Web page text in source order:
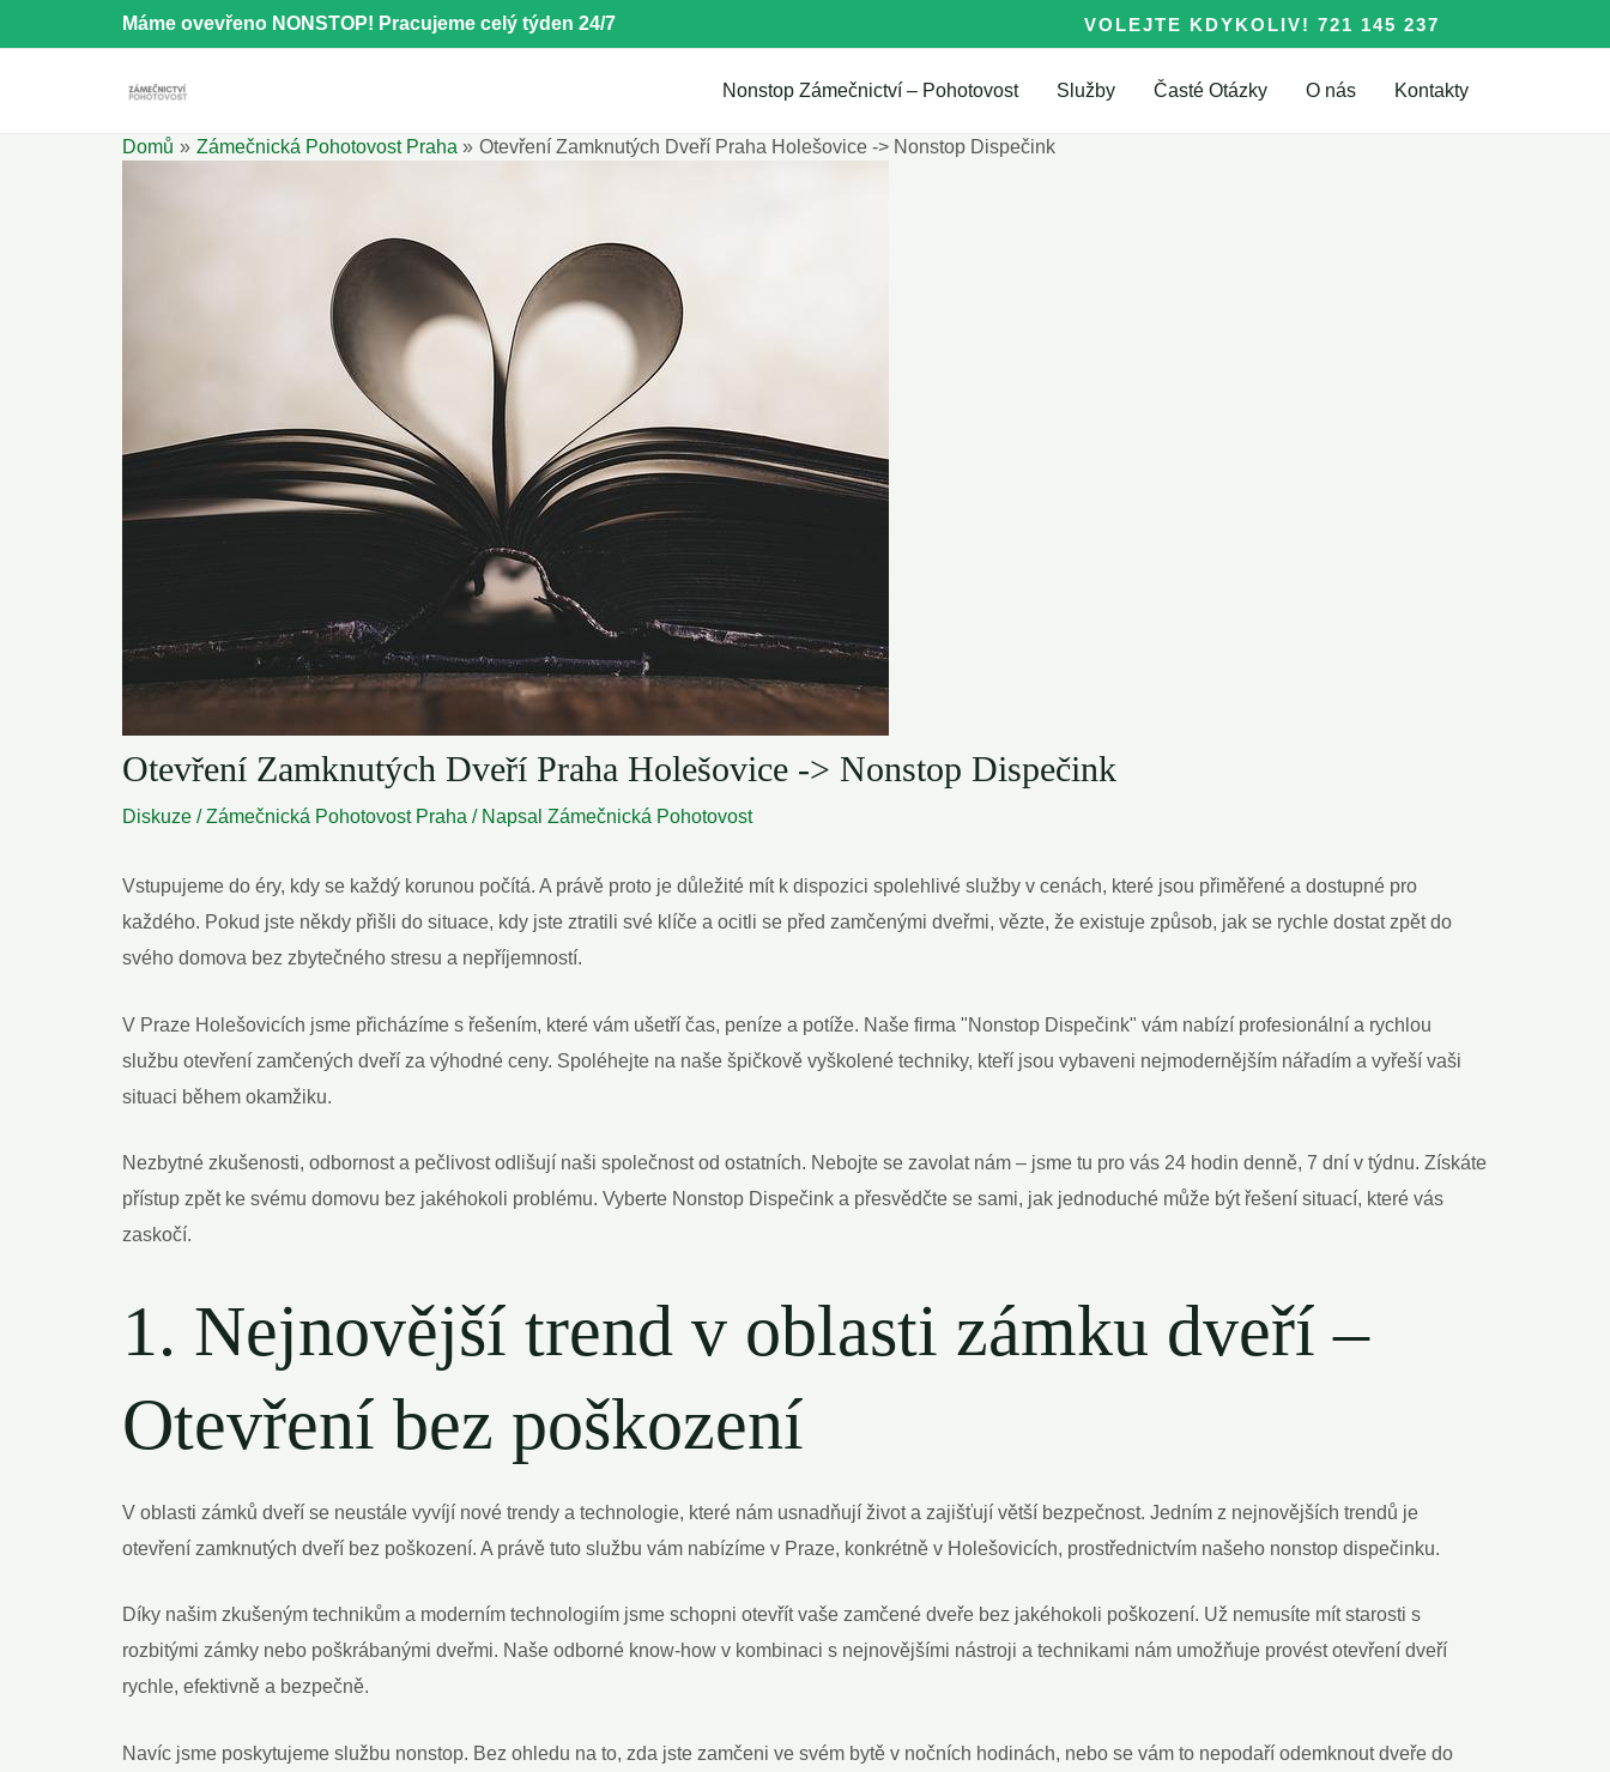
na
Máme ovevřeno NONSTOP! Pracujeme celý týden 24/7 VOLEJTE KDYKOLIV! 721 145 237
Nonstop Zámečnictví – Pohotovost Služby Časté Otázky O nás Kontakty
Domů Zámečnická Pohotovost Praha Otevření Zamknutých Dveří Praha Holešovice -> Nonstop Dispečink
Otevření Zamknutých Dveří Praha Holešovice -> Nonstop Dispečink
Diskuze /Zámečnická Pohotovost Praha / Napsal Zámečnická Pohotovost
Vstupujeme do éry, kdy se každý korunou počítá. A právě proto je důležité mít k dispozici spolehlivé služby v cenách, které jsou přiměřené a dostupné pro
každého. Pokud jste někdy přišli do situace, kdy jste ztratili své klíče a ocitli se před zamčenými dveřmi, vězte, že existuje způsob, jak se rychle dostat zpět do
svého domova bez zbytečného stresu a nepříjemností.
V Praze Holešovicích jsme přicházíme s řešením, které vám ušetří čas, peníze a potíže. Naše firma "Nonstop Dispečink" vám nabízí profesionální a rychlou
službu otevření zamčených dveří za výhodné ceny. Spoléhejte na naše špičkově vyškolené techniky, kteří jsou vybaveni nejmodernějším nářadím a vyřeší vaši
situaci během okamžiku.
Nezbytné zkušenosti, odbornost a pečlivost odlišují naši společnost od ostatních. Nebojte se zavolat nám – jsme tu pro vás 24 hodin denně, 7 dní v týdnu. Získáte
přístup zpět ke svému domovu bez jakéhokoli problému. Vyberte Nonstop Dispečink a přesvědčte se sami, jak jednoduché může být řešení situací, které vás
zaskočí.
1. Nejnovější trend v oblasti zámku dveří –
Otevření bez poškození
V oblasti zámků dveří se neustále vyvíjí nové trendy a technologie, které nám usnadňují život a zajišťují větší bezpečnost. Jedním z nejnovějších trendů je
otevření zamknutých dveří bez poškození. A právě tuto službu vám nabízíme v Praze, konkrétně v Holešovicích, prostřednictvím našeho nonstop dispečinku.
Díky našim zkušeným technikům a moderním technologiím jsme schopni otevřít vaše zamčené dveře bez jakéhokoli poškození. Už nemusíte mít starosti s
rozbitými zámky nebo poškrábanými dveřmi. Naše odborné know-how v kombinaci s nejnovějšími nástroji a technikami nám umožňuje provést otevření dveří
rychle, efektivně a bezpečně.
Navíc jsme poskytujeme službu nonstop. Bez ohledu na to, zda jste zamčeni ve svém bytě v nočních hodinách, nebo se vám to nepodaří odemknout dveře do